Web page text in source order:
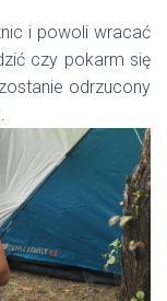
i powoli wracać
czy pokarm się
odrzucony